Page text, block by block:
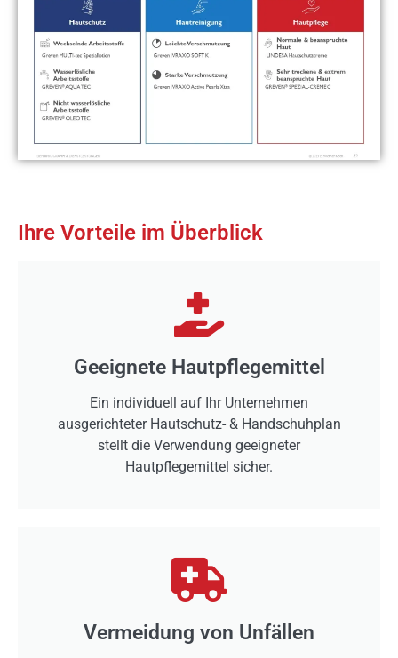
Ihre Vorteile im Überblick
Geeignete Hautpflegemittel
Ein individuell auf Ihr Unternehmen
ausgerichteter Hautschutz- & Handschuhplan
stellt die Verwendung geeigneter
Hautpflegemittel sicher.
Vermeidung von Unfällen